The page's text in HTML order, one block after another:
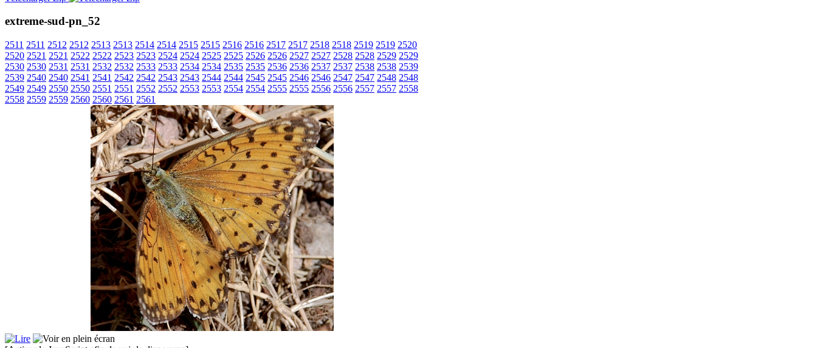
extreme-sud-pn_52
2511 2511 2512 2512 2513 2513 2514 2514 2515 2515 2516 2516 2517 2517 2518 2518 2519 2519 2520
2520 2521 2521 2522 2522 2523 2523 2524 2524 2525 2525 2526 2526 2527 2527 2528 2528 2529 2529
2530 2530 2531 2531 2532 2532 2533 2533 2534 2534 2535 2535 2536 2536 2537 2537 2538 2538 2539
2539 2540 2540 2541 2541 2542 2542 2543 2543 2544 2544 2545 2545 2546 2546 2547 2547 2548 2548
2549 2549 2550 2550 2551 2551 2552 2552 2553 2553 2554 2554 2555 2555 2556 2556 2557 2557 2558
2558 2559 2559 2560 2560 2561 2561